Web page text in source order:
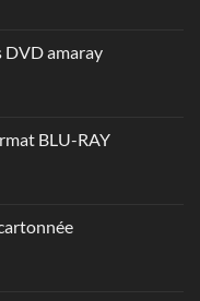
DVD amaray
BLU-RAY